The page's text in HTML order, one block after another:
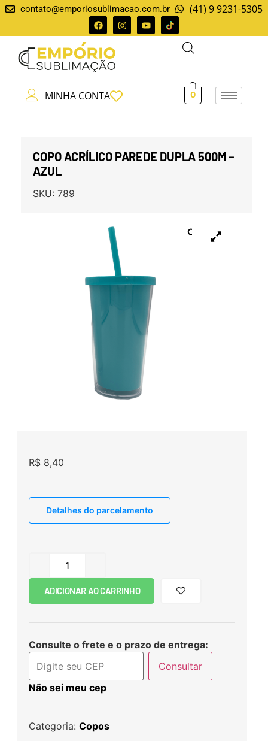
contato@emporiosublimacao.com.br (41) 9 9231-5305
MINHA CONTA 0
COPO ACRÍLICO PAREDE DUPLA 500M –
AZUL
SKU: 789
R$8,40
Detalhes do parcelamento
ADICIONAR AO CARRINHO
Consulte o frete e o prazo de entrega:
Consultar
Não sei meu cep
Categoria: Copos